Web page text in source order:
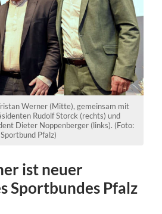
Werner (Mitte), gemeinsam mit
Rudolf Storck (rechts) und
Dieter Noppenberger (links). (Foto:
Sportbund Pfalz)
ist neuer
Sportbundes Pfalz